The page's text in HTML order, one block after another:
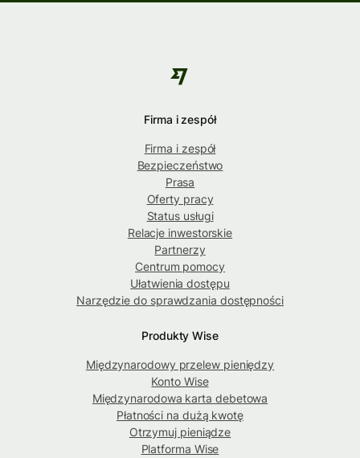
Firma i zespół
Firma i zespół
Bezpieczeństwo
Prasa
Oferty pracy
Status usługi
Relacje inwestorskie
Partnerzy
Centrum pomocy
Ułatwienia dostępu
Narzędzie do sprawdzania dostępności
Produkty Wise
Międzynarodowy przelew pieniędzy
Konto Wise
Międzynarodowa karta debetowa
Płatności na dużą kwotę
Otrzymuj pieniądze
Platforma Wise